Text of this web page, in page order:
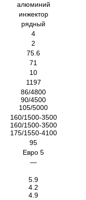
алюминий
инжектор
рядный
4
2
75.6
71
10
1197
86/4800
90/4500
105/5000
160/1500-3500
160/1500-3500
175/1550-4100
95
Евро 5
—
5.9
4.2
4.9